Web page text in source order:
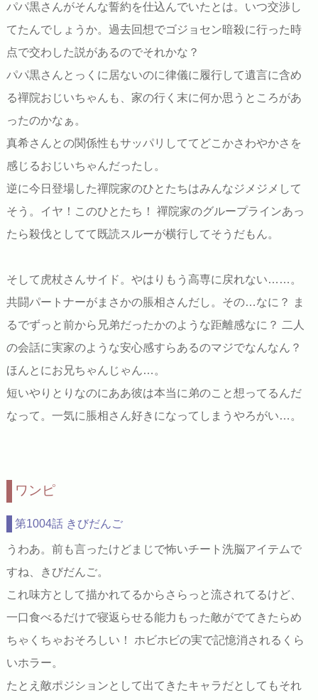
パパ黒さんがそんな誓約を仕込んでいたとは。いつ交渉し
てたんでしょうか。過去回想でゴジョセン暗殺に行った時
点で交わした説があるのでそれかな？
パパ黒さんとっくに居ないのに律儀に履行して遺言に含め
る禪院おじいちゃんも、家の行く末に何か思うところがあ
ったのかなぁ。
真希さんとの関係性もサッパリしててどこかさわやかさを
感じるおじいちゃんだったし。
逆に今日登場した禪院家のひとたちはみんなジメジメして
そう。イヤ！このひとたち！ 禪院家のグループラインあっ
たら殺伐としてて既読スルーが横行してそうだもん。
そして虎杖さんサイド。やはりもう高専に戻れない……。
共闘パートナーがまさかの脹相さんだし。その…なに？ ま
るでずっと前から兄弟だったかのような距離感なに？ 二人
の会話に実家のような安心感すらあるのマジでなんなん？
ほんとにお兄ちゃんじゃん…。
短いやりとりなのにああ彼は本当に弟のこと想ってるんだ
なって。一気に脹相さん好きになってしまうやろがい…。
ワンピ
第1004話 きびだんご
うわあ。前も言ったけどまじで怖いチート洗脳アイテムで
すね、きびだんご。
これ味方として描かれてるからさらっと流されてるけど、
一口食べるだけで寝返らせる能力もった敵がでてきたらめ
ちゃくちゃおそろしい！ ホビホビの実で記憶消されるくら
いホラー。
たとえ敵ポジションとして出てきたキャラだとしてもそれ